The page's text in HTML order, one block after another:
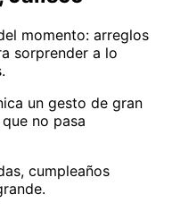
momento: arreglos
sorprender a lo
un gesto de gran
no pasa
cumpleaños